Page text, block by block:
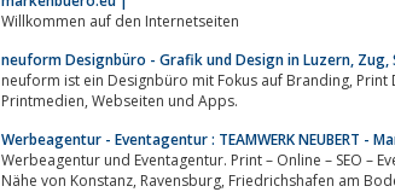
Willkommen auf den Internetseiten
neuform Designbüro - Grafik und Design in Luzern, Zug,
neuform ist ein Designbüro mit Fokus auf Branding, Print Design und Neue Medien – Designlösungen für klassische
Printmedien, Webseiten und Apps.
Werbeagentur - Eventagentur : TEAMWERK NEUBERT -
Werbeagentur und Eventagentur. Print – Online – SEO –
Nähe von Konstanz, Ravensburg,